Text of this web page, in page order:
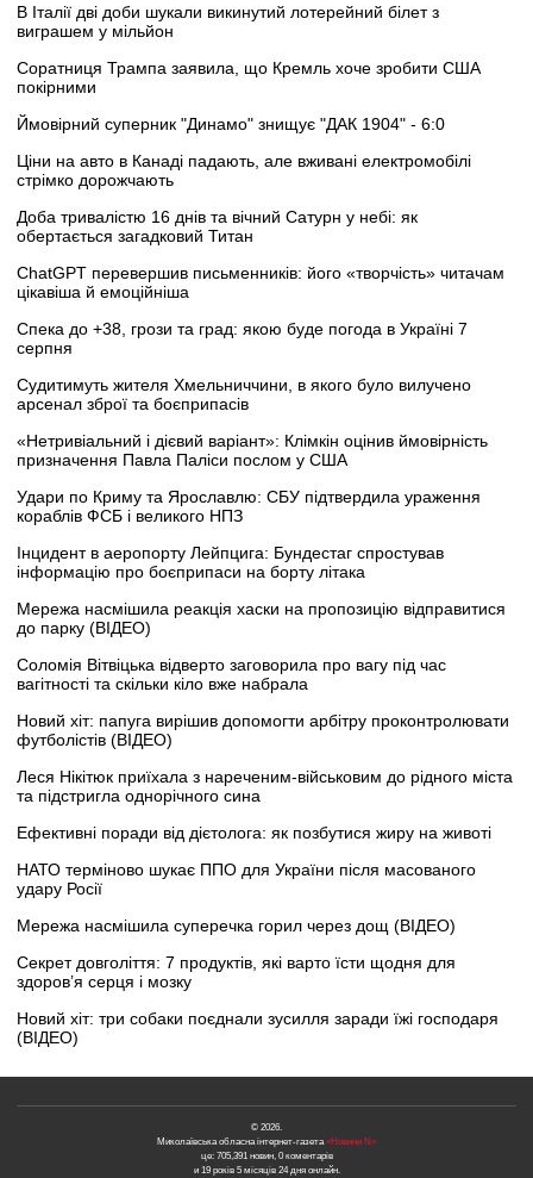
В Італії дві доби шукали викинутий лотерейний білет з
виграшем у мільйон
Соратниця Трампа заявила, що Кремль хоче зробити США
покірними
Ймовірний суперник "Динамо" знищує "ДАК 1904" - 6:0
Ціни на авто в Канаді падають, але вживані електромобілі
стрімко дорожчають
Доба тривалістю 16 днів та вічний Сатурн у небі: як
обертається загадковий Титан
ChatGPT перевершив письменників: його «творчість» читачам
цікавіша й емоційніша
Спека до +38, грози та град: якою буде погода в Україні 7
серпня
Судитимуть жителя Хмельниччини, в якого було вилучено
арсенал зброї та боєприпасів
«Нетривіальний і дієвий варіант»: Клімкін оцінив ймовірність
призначення Павла Паліси послом у США
Удари по Криму та Ярославлю: СБУ підтвердила ураження
кораблів ФСБ і великого НПЗ
Інцидент в аеропорту Лейпцига: Бундестаг спростував
інформацію про боєприпаси на борту літака
Мережа насмішила реакція хаски на пропозицію відправитися
до парку (ВІДЕО)
Соломія Вітвіцька відверто заговорила про вагу під час
вагітності та скільки кіло вже набрала
Новий хіт: папуга вирішив допомогти арбітру проконтролювати
футболістів (ВІДЕО)
Леся Нікітюк приїхала з нареченим-військовим до рідного міста
та підстригла однорічного сина
Ефективні поради від дієтолога: як позбутися жиру на животі
НАТО терміново шукає ППО для України після масованого
удару Росії
Мережа насмішила суперечка горил через дощ (ВІДЕО)
Секрет довголіття: 7 продуктів, які варто їсти щодня для
здоров’я серця і мозку
Новий хіт: три собаки поєднали зусилля заради їжі господаря
(ВІДЕО)
© 2026.
Миколаївська обласна інтернет-газета«Новини N»
це: 705,391 новин, 0 коментарів
и 19 років 5 місяців 24 дня онлайн.